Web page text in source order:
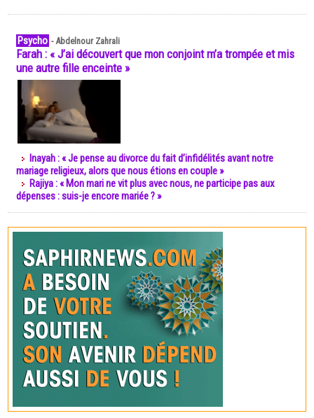
Psycho -Abdelnour Zahrali
Farah : « J’ai découvert que mon conjoint m’a trompée et mis
une autre fille enceinte »
Inayah : « Je pense au divorce du fait d’infidélités avant notre
mariage religieux, alors que nous étions en couple »
Rajiya : « Mon mari ne vit plus avec nous, ne participe pas aux
dépenses : suis-je encore mariée ? »